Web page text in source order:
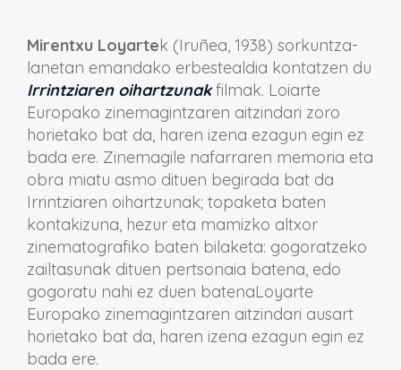
Mirentxu Loyartek (Iruñea, 1938) sorkuntza-
lanetan emandako erbestealdia kontatzen du
Irrintziaren oihartzunakfilmak. Loiarte
Europako zinemagintzaren aitzindari zoro
horietako bat da, haren izena ezagun egin ez
bada ere. Zinemagile nafarraren memoria eta
obra miatu asmo dituen begirada bat da
Irrintziaren oihartzunak; topaketa baten
kontakizuna, hezur eta mamizko altxor
zinematografiko baten bilaketa: gogoratzeko
zailtasunak dituen pertsonaia batena, edo
gogoratu nahi ez duen batenaLoyarte
Europako zinemagintzaren aitzindari ausart
horietako bat da, haren izena ezagun egin ez
bada ere.